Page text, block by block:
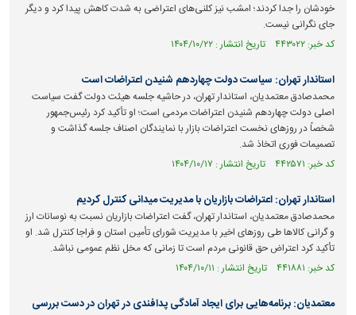
خودشان را جدا کردند؛ امشب نیز کلنی‌های اعتراضی به شدت کاهش پیدا کرد و دیگر
جای نگرانی نیست.
کد خبر: ۴۴۳۰۲۲ تاریخ انتشار : ۱۴۰۴/۱۰/۲۲
استاندار تهران: سیاست دولت چهاردهم شنیدن اعتراضات است
محمدصادق معتمدیان، استاندار تهران، در حاشیه جلسه هیئت دولت گفت سیاست
اصلی دولت چهاردهم شنیدن اعتراضات مردمی است؛ او تأکید کرد رئیس‌جمهور
شخصاً در روز‌های نخست اعتراضات بازار با نمایندگان اصناف جلسه گذاشت و
تصمیمات فوری اتخاذ شد.
کد خبر: ۴۴۲۵۷۱ تاریخ انتشار : ۱۴۰۴/۱۰/۱۷
استاندار تهران: اعتراضات بازاریان با مدیریت میدانی کنترل کردیم
محمدصادق معتمدیان، استاندار تهران، گفت اعتراضات بازاریان نسبت به نوسانات ارز
و گرانی کالاها طی روزهای اخیر با مدیریت شورای تأمین استان و فراجا کنترل شد. او
تأکید کرد اعتراض حق قانونی مردم است تا زمانی که مخل نظم عمومی نباشد.
کد خبر: ۴۴۱۸۸۱ تاریخ انتشار : ۱۴۰۴/۱۰/۱۱
معتمدیان: برنامه‌هایی برای ایجاد آمادگی پدافندی در تهران در دست بررسی